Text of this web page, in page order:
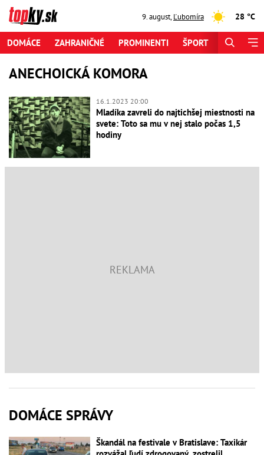
9. august,Ľubomíra 28 °C
DOMÁCE ZAHRANIČNÉ PROMINENTI ŠPORT
ANECHOICKÁ KOMORA
16.1.2023 20:00
Mladíka zavreli do najtichšej miestnosti na
svete: Toto sa mu v nej stalo počas 1,5
hodiny
DOMÁCE SPRÁVY
Škandál na festivale v Bratislave: Taxikár